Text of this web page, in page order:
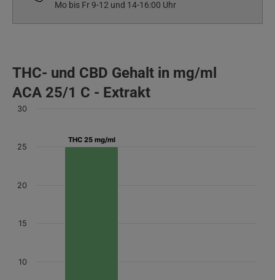
Mo bis Fr 9-12 und 14-16:00 Uhr
THC- und CBD Gehalt in mg/ml
ACA 25/1 C - Extrakt
THC 25 mg/ml
THC 25 mg/ml
10
15
20
25
30